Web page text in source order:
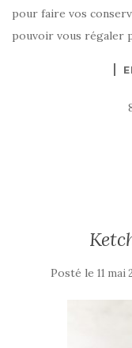
pour faire vos
pouvoir vous régaler
Posté le 11 mai